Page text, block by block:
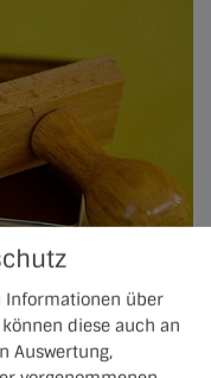
dass für die
und Reisepässen
Informationen über
diese auch an
Auswertung,